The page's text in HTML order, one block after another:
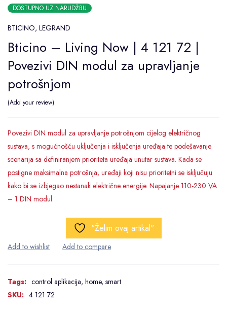
DOSTUPNO UZ NARUDŽBU
BTICINO, LEGRAND
Bticino – Living Now | 4 121 72 |
Povezivi DIN modul za upravljanje
potrošnjom
Add your review
Povezivi DIN modul za upravljanje potrošnjom cijelog električnog
sustava, s mogućnošću uključenja i isključenja uređaja te podešavanje
scenarija sa definiranjem prioriteta uređaja unutar sustava. Kada se
postigne maksimalna potrošnja, uređaji koji nisu prioritetni se isključuju
kako bi se izbjegao nestanak električne energije. Napajanje 110-230 VA
– 1 DIN modul.
"Želim ovaj artikal"
Tags: control aplikacija, home, smart
SKU: 4 121 72